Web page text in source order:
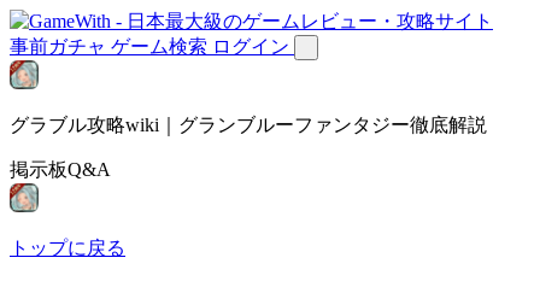
事前ガチャ ゲーム検索 ログイン
グラブル攻略wiki｜グランブルーファンタジー徹底解説
掲示板Q&A
トップに戻る